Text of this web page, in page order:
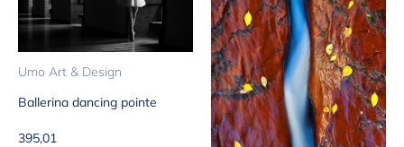
Umo Art & Design
Ballerina dancing pointe
Aanbiedingsprijs
395,01